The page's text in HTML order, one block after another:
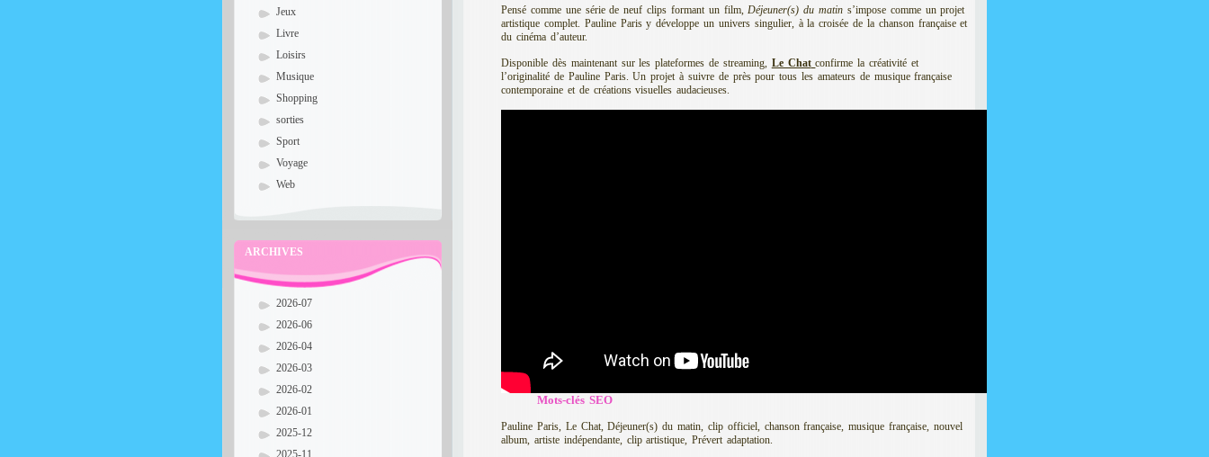
Jeux
Livre
Loisirs
Musique
Shopping
sorties
Sport
Voyage
Web
ARCHIVES
2026-07
2026-06
2026-04
2026-03
2026-02
2026-01
2025-12
2025-11
Pensé comme une série de neuf clips formant un film, Déjeuner(s) du matin s’impose comme un projet
artistique complet. Pauline Paris y développe un univers singulier, à la croisée de la chanson française et
du cinéma d’auteur.
Disponible dès maintenant sur les plateformes de streaming, Le Chat confirme la créativité et
l’originalité de Pauline Paris. Un projet à suivre de près pour tous les amateurs de musique française
contemporaine et de créations visuelles audacieuses.
Mots-clés SEO
Pauline Paris, Le Chat, Déjeuner(s) du matin, clip officiel, chanson française, musique française, nouvel
album, artiste indépendante, clip artistique, Prévert adaptation.